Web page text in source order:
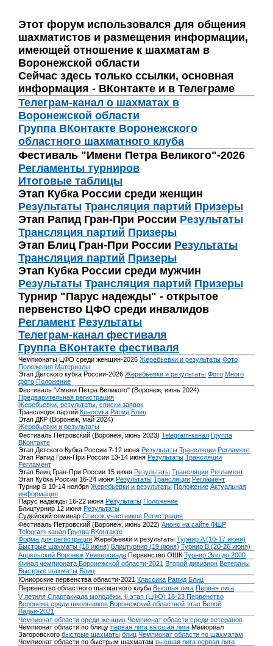
Этот форум использовался для общения
шахматистов и размещения информации,
имеющей отношение к шахматам в
Воронежской области
Сейчас здесь только ссылки, основная
информация - ВКонтакте и в Телеграме
Телеграм-канал о шахматах в
Воронежской области
Группа ВКонтакте Воронежского
областного шахматного клуба
Фестиваль "Имени Петра Великого"-2026
Регламенты турниров
Итоговые таблицы
Этап Кубка России среди женщин
Результаты Трансляция партий Призеры
Этап Рапид Гран-При России Результаты
Трансляция партий Призеры
Этап Блиц Гран-При России Результаты
Трансляция партий Призеры
Этап Кубка России среди мужчин
Результаты Трансляция партий Призеры
Турнир "Парус надежды" - открытое
первенство ЦФО среди инвалидов
Регламент Результаты
Телеграм-канал фестиваля
Группа ВКонтакте фестиваля
Чемпионаты ЦФО среди женщин-2026 Жеребьевки и результаты Фото
Положения Материалы
Этап Детского кубка России-2026 Жеребьевки и результаты Фото Много
фото Положение
Фестиваль "Имени Петра Великого" (Воронеж, июнь 2024)
Предварительная регистрация
Жеребьевки, результаты, списки заявок
Трансляция партий Классика Рапид Блиц
Этап ДКР (Воронеж, май 2024)
Жеребьевки и результаты
Фестиваль Петровский (Воронеж, июнь 2023) Telegram-канал Группа
ВКонтакте
Этап Детского Кубка России 7-12 июня Результаты Трансляции Регламент
Этап Рапид Гран-При России 13-14 июня Результаты Трансляции
Регламент
Этап Блиц Гран-При России 15 июня Результаты Трансляции Регламент
Этап Кубка России 16-24 июня Результаты Трансляции Регламент
Турнир Б 10-14 ноября Жеребьевки и результаты Положение Актуальная
информация
Парус надежды 16-22 июня Результаты Положение
Блицтурнир 12 июня Результаты
Судейский семинар Список участников Регистрация
Фестиваль Петровский (Воронеж, июнь 2022) Анонс на сайте ФШР
Telegram-канал Группа ВКонтакте
Форма для регистрации Жеребьевки и результаты Турнир A (10-17 июня)
Быстрые шахматы (18 июня) Блицтурнир (19 июня) Турнир B (20-26 июня)
Апрельский Воронеж Универсиада Первенство ОШК Турнир Эло до 2000
Финал чемпионата Воронежской области-2021 Второй дивизион Ветераны
Быстрые шахматы Блиц
Юниорские первенства области-2021 Классика Рапид Блиц
Первенство областного шахматного клуба Высшая лига Первая лига
V летняя Спартакиада молодёжи, II этап (ЦФО) 18-23 Первенство
Воронежа среди школьников Воронежский областной этап Белой
Ладьи-2021
Чемпионат области среди женщин Чемпионат области среди ветеранов
Чемпионат области по блицу первая лига высшая лига Мемориал
Загоровского быстрые шахматы блиц Чемпионат области по шахматам
Чемпионат области по быстрым шахматам высшая лига первая лига